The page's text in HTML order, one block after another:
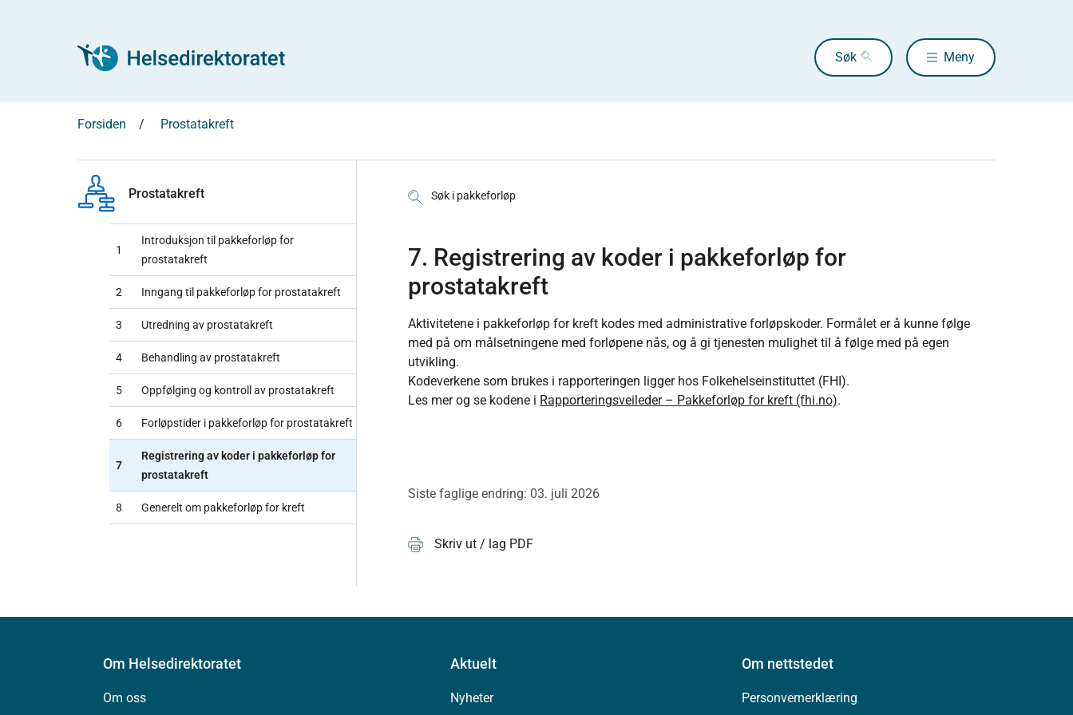
Søk Meny
Forsiden Prostatakreft
Prostatakreft
1
Introduksjon til pakkeforløp for
prostatakreft
2 Inngang til pakkeforløp for prostatakreft
3 Utredning av prostatakreft
4 Behandling av prostatakreft
5 Oppfølging og kontroll av prostatakreft
6 Forløpstider i pakkeforløp for prostatakreft
7
Registrering av koder i pakkeforløp for
prostatakreft
8 Generelt om pakkeforløp for kreft
Søk i pakkeforløp
7. Registrering av koder i pakkeforløp for
prostatakreft
Aktivitetene i pakkeforløp for kreft kodes med administrative forløpskoder. Formålet er å kunne følge
med på om målsetningene med forløpene nås, og å gi tjenesten mulighet til å følge med på egen
utvikling.
Kodeverkene som brukes i rapporteringen ligger hos Folkehelseinstituttet (FHI).
Les mer og se kodene i Rapporteringsveileder – Pakkeforløp for kreft (fhi.no).
Siste faglige endring: 03. juli 2026
Skriv ut / lag PDF
Om Helsedirektoratet
Om oss
Aktuelt
Nyheter
Om nettstedet
Personvernerklæring